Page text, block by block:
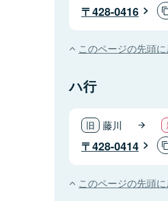
428-0416
このページの先頭
ハ行
藤川
428-0414
このページの先頭